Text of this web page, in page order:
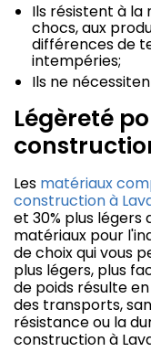
Ils résistent à la
chocs, aux
différences de
intempéries;
Ils ne
Légèreté
Les matériaux
construction à
et 30% plus légers
matériaux pour
de choix qui vous
plus légers, plus
de poids résulte
des transports,
résistance ou la
construction à